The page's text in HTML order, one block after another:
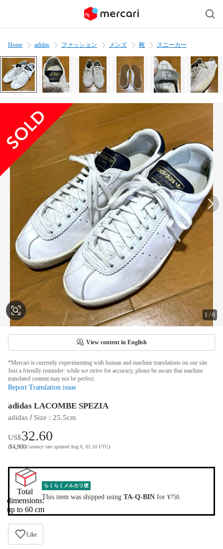
Home adidas ファッション メンズ 靴 スニーカー
1 /6
View content in English
*Mercari is currently experimenting with human and machine translations on our site.
Just a friendly reminder: while we strive for accuracy, please be aware that machine
translated content may not be perfect.
Report Translation issue
adidas LACOMBE SPEZIA
adidas / Size : 25.5cm
US$32.60
(¥4,900Currency rate updated Aug 6, 02:10 UTC)
Total
dimensions:
up to 60 cm
らくらくメルカリ便
This item was shipped using TA-Q-BIN for ¥750.
Like